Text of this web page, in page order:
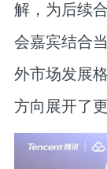
解，为后续
会嘉宾结合
外市场发展
方向展开了